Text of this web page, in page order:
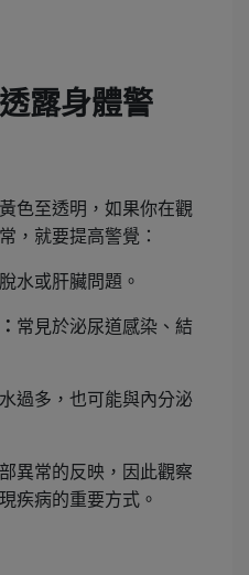
露身體警
色至透明，如果你在觀
，就要提高警覺：
水或肝臟問題。
常見於泌尿道感染、結
過多，也可能與內分泌
異常的反映，因此觀察
疾病的重要方式。